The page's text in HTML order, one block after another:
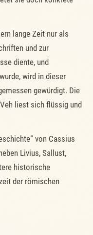
lange Zeit nur als
und zur
diente, und
wird in dieser
gewürdigt. Die
liest sich flüssig und
von Cassius
Livius, Sallust,
historische
der römischen